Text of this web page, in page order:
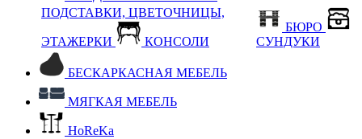
ПОДСТАВКИ, ЦВЕТОЧНИЦЫ,
ЭТАЖЕРКИ КОНСОЛИ
БЮРО
СУНДУКИ
БЕСКАРКАСНАЯ МЕБЕЛЬ
МЯГКАЯ МЕБЕЛЬ
HoReKa